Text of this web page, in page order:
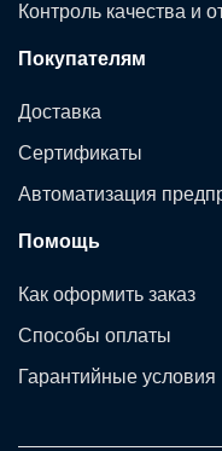
Контроль качества и
Покупателям
Доставка
Сертификаты
Автоматизация
Помощь
Как оформить заказ
Способы оплаты
Гарантийные условия